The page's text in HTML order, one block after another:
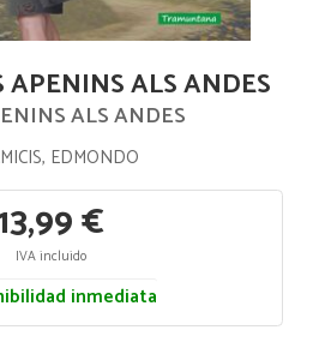
APENINS ALS ANDES
ALS ANDES
EDMONDO
€
IVA incluido
inmediata